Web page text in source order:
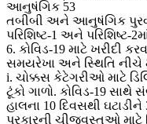
આનુષંગિક 53
તબીબી અને આનુષંગિક
પરિશિષ્ટ-1 અને પરિશિષ્ટ-
6. કોવિડ-19 માટે ખરીદી
સમયરેખા અને સ્થિતિ
i. ચોક્કસ કેટેગરીઓ માટે
ટૂંકો ગાળો. કોવિડ-19
હાલના 10 દિવસથી
પ્રકારની ચીજવસ્તુઓ માટે